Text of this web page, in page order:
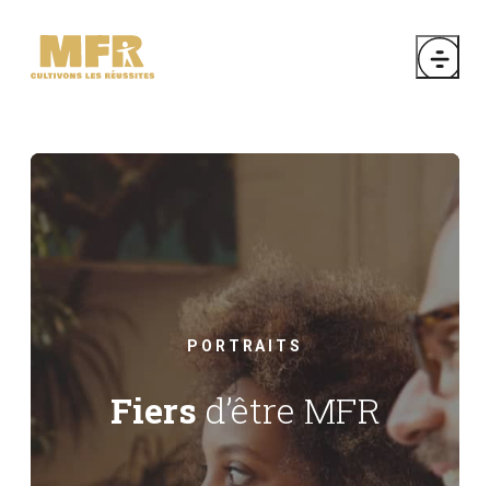
PORTRAITS
Fiersd’être MFR